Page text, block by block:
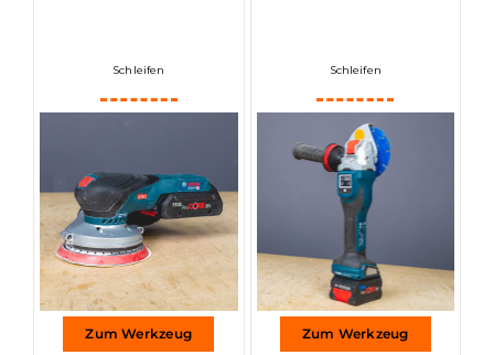
Schleifen
Zum Werkzeug
Schleifen
Zum Werkzeug